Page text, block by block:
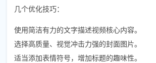
几个优化技巧：
使用简洁有力的文字描述视频核心内容。
选择高质量、视觉冲击力强的封面图片。
适当添加表情符号，增加标题的趣味性。